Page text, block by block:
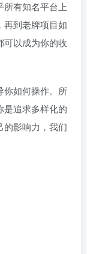
有知名平台上
再到老牌项目如
可以成为你的收
你如何操作。所
是追求多样化的
的影响力，我们